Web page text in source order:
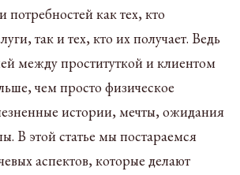
потребностей как тех, кто
так и тех, кто их получает. Ведь
между проституткой и клиентом
чем просто физическое
истории, мечты, ожидания
В этой статье мы постараемся
аспектов, которые делают